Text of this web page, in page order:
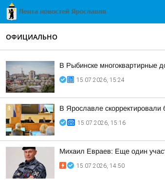
ОФИЦИАЛЬНО
В Рыбинске многоквартирные
15.07.2026, 15:24
В Ярославле
15.07.2026, 15:16
Михаил Евраев: Еще один
15.07.2026, 14:50